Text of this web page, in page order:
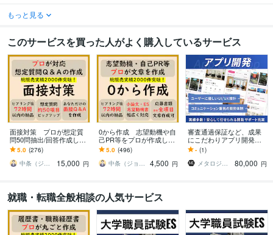
もっと見る
このサービスを買った人がよく購入しているサービス
面接対策 プロが想定質
問50問抽出/回答作成しま
す 回答ポイント解説/アド
バイス付 総販売実績200
0件突破
5.0 (276)
中条（ジョインキャリアオフィス）
15,000 円
0から作成 志望動機や自
己PR等をプロが作成しま
す プロ品質の文章を作成/
結果に直結 総販売実績2
000件突破
5.0 (496)
中条（ジョインキャリアオフィス）
4,500 円
審査通過保証など、成果
にこだわりアプリ開発し
ます 上場企業からの依頼
や38万DLなど、開発・公
開実績が豊富です
- (1)
メタロジカル株式会社【アプリ開発・運用】
80,000 円
就職・転職全般相談の人気サービス